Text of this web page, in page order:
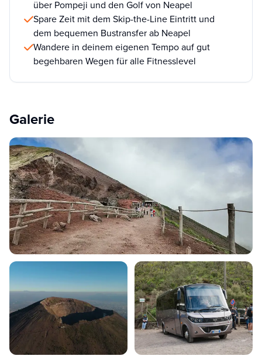
über Pompeji und den Golf von Neapel
Spare Zeit mit dem Skip-the-Line Eintritt und
dem bequemen Bustransfer ab Neapel
Wandere in deinem eigenen Tempo auf gut
begehbaren Wegen für alle Fitnesslevel
Galerie